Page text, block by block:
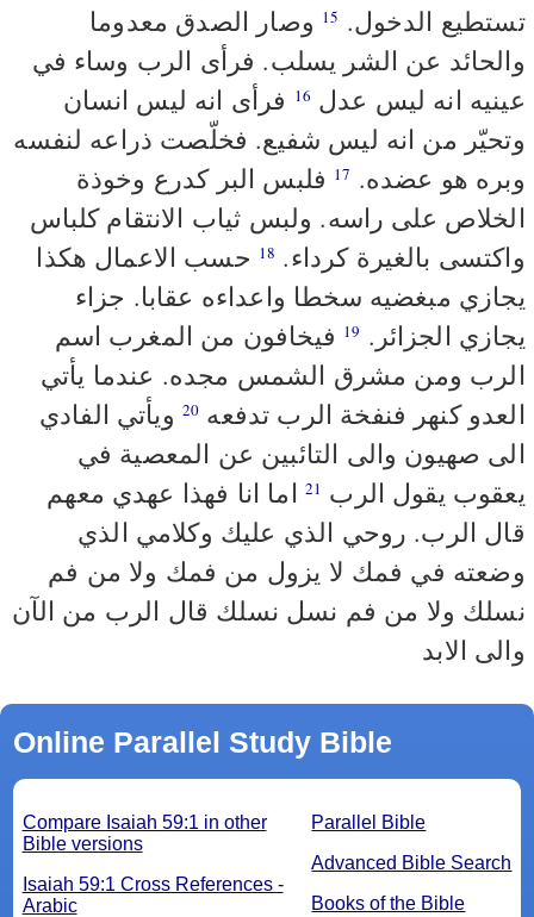
تستطيع الدخول. 15 وصار الصدق معدوما
والحائد عن الشر يسلب. فرأى الرب وساء في
عينيه انه ليس عدل 16 فرأى انه ليس انسان
وتحيّر من انه ليس شفيع. فخلّصت ذراعه لنفسه
وبره هو عضده. 17 فلبس البر كدرع وخوذة
الخلاص على راسه. ولبس ثياب الانتقام كلباس
واكتسى بالغيرة كرداء. 18 حسب الاعمال هكذا
يجازي مبغضيه سخطا واعداءه عقابا. جزاء
يجازي الجزائر. 19 فيخافون من المغرب اسم
الرب ومن مشرق الشمس مجده. عندما يأتي
العدو كنهر فنفخة الرب تدفعه 20 ويأتي الفادي
الى صهيون والى التائبين عن المعصية في
يعقوب يقول الرب 21 اما انا فهذا عهدي معهم
قال الرب. روحي الذي عليك وكلامي الذي
وضعته في فمك لا يزول من فمك ولا من فم
نسلك ولا من فم نسل نسلك قال الرب من الآن
والى الابد
Online Parallel Study Bible
Parallel Bible
Advanced Bible Search
Books of the Bible
Compare Isaiah 59:1 in other
Bible versions
Isaiah 59:1 Cross References -
Arabic